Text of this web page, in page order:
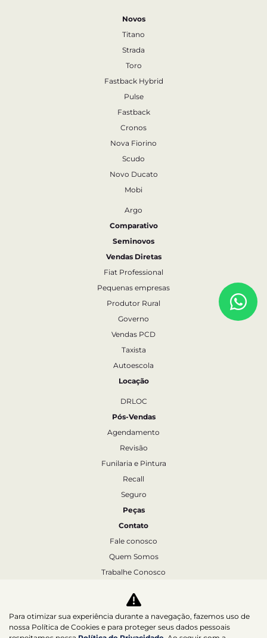
Novos
Titano
Strada
Toro
Fastback Hybrid
Pulse
Fastback
Cronos
Nova Fiorino
Scudo
Novo Ducato
Mobi
Argo
Comparativo
Seminovos
Vendas Diretas
Fiat Professional
Pequenas empresas
Produtor Rural
Governo
Vendas PCD
Taxista
Autoescola
Locação
DRLOC
Pós-Vendas
Agendamento
Revisão
Funilaria e Pintura
Recall
Seguro
Peças
Contato
Fale conosco
Quem Somos
Trabalhe Conosco
Agende um test-drive
Política de Privacidade
Para otimizar sua experiência durante a navegação, fazemos uso de
nossa Política de Cookies e para proteger seus dados pessoais